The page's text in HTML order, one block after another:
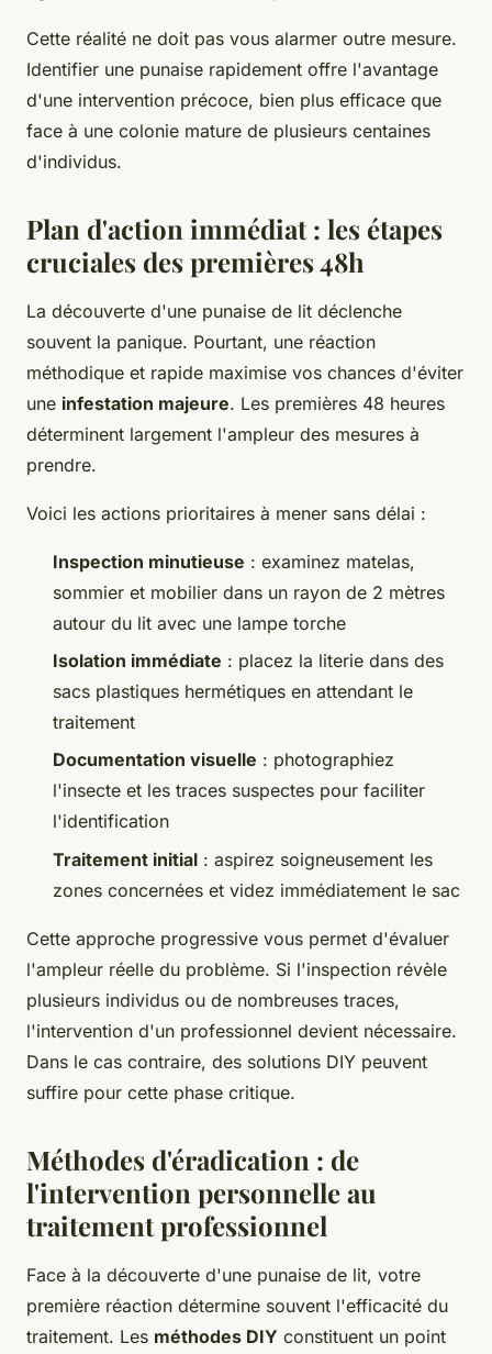
Cette réalité ne doit pas vous alarmer outre mesure.
Identifier une punaise rapidement offre l'avantage
d'une intervention précoce, bien plus efficace que
face à une colonie mature de plusieurs centaines
d'individus.
Plan d'action immédiat : les étapes
cruciales des premières 48h
La découverte d'une punaise de lit déclenche
souvent la panique. Pourtant, une réaction
méthodique et rapide maximise vos chances d'éviter
une infestation majeure. Les premières 48 heures
déterminent largement l'ampleur des mesures à
prendre.
Voici les actions prioritaires à mener sans délai :
Inspection minutieuse : examinez matelas,
sommier et mobilier dans un rayon de 2 mètres
autour du lit avec une lampe torche
Isolation immédiate : placez la literie dans des
sacs plastiques hermétiques en attendant le
traitement
Documentation visuelle : photographiez
l'insecte et les traces suspectes pour faciliter
l'identification
Traitement initial : aspirez soigneusement les
zones concernées et videz immédiatement le sac
Cette approche progressive vous permet d'évaluer
l'ampleur réelle du problème. Si l'inspection révèle
plusieurs individus ou de nombreuses traces,
l'intervention d'un professionnel devient nécessaire.
Dans le cas contraire, des solutions DIY peuvent
suffire pour cette phase critique.
Méthodes d'éradication : de
l'intervention personnelle au
traitement professionnel
Face à la découverte d'une punaise de lit, votre
première réaction détermine souvent l'efficacité du
traitement. Les méthodes DIY constituent un point